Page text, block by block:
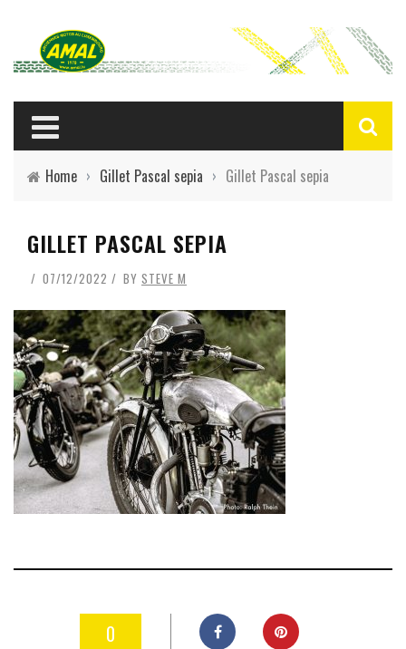
Home › Gillet Pascal sepia › Gillet Pascal sepia
GILLET PASCAL SEPIA
07/12/2022 BY STEVE M
0